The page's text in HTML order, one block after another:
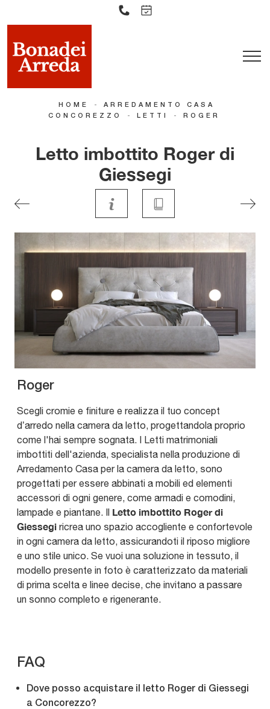
HOME -
ARREDAMENTO CASA
CONCOREZZO
- LETTI - ROGER
Letto imbottito Roger di
Giessegi
Roger
Scegli cromie e finiture e realizza il tuo concept
d’arredo nella camera da letto, progettandola proprio
come l'hai sempre sognata. I Letti matrimoniali
imbottiti dell'azienda, specialista nella produzione di
Arredamento Casa per la camera da letto, sono
progettati per essere abbinati a mobili ed elementi
accessori di ogni genere, come armadi e comodini,
lampade e piantane. Il Letto imbottito Roger di
Giessegi ricrea uno spazio accogliente e confortevole
in ogni camera da letto, assicurandoti il riposo migliore
e uno stile unico. Se vuoi una soluzione in tessuto, il
modello presente in foto è caratterizzato da materiali
di prima scelta e linee decise, che invitano a passare
un sonno completo e rigenerante.
FAQ
Dove posso acquistare il letto Roger di Giessegi
a Concorezzo?